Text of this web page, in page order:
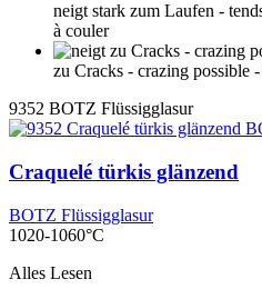
neigt stark zum Laufen -
à couler
zu Cracks - crazing possible
9352 BOTZ Flüssigglasur
Craquelé türkis glänzend
BOTZ Flüssigglasur
1020-1060°C
Alles Lesen